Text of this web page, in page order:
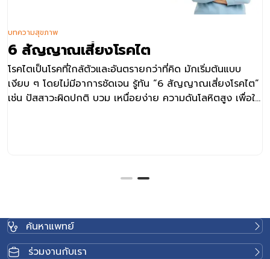
6 สัญญาณเสี่ยงโรคไต
โรคไตเป็นโรคที่ใกล้ตัวและอันตรายกว่าที่คิด มักเริ่มต้นแบบ
เงียบ ๆ โดยไม่มีอาการชัดเจน รู้ทัน “6 สัญญาณเสี่ยงโรคไต”
เช่น ปัสสาวะผิดปกติ บวม เหนื่อยง่าย ความดันโลหิตสูง เพื่อให้
บทความสุขภาพ
ค้นหาแพทย์
ร่วมงานกับเรา